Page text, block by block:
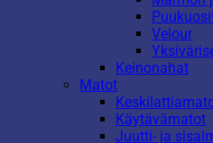
Velour
Keinonahat
Matot
Käytävämatot
Juutti- ja